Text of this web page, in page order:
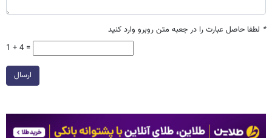
* لطفا حاصل عبارت را در جعبه متن روبرو وارد کنید
1 + 4 =
ارسال